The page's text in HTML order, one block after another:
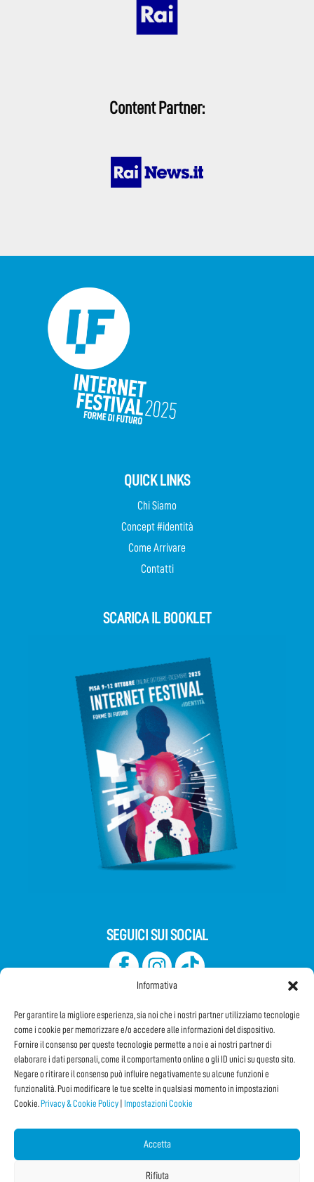
Informativa
Per garantire la migliore esperienza, sia noi che i nostri partner utilizziamo tecnologie
come i cookie per memorizzare e/o accedere alle informazioni del dispositivo.
Fornire il consenso per queste tecnologie permette a noi e ai nostri partner di
elaborare i dati personali, come il comportamento online o gli ID unici su questo sito.
Negare o ritirare il consenso può influire negativamente su alcune funzioni e
funzionalità. Puoi modificare le tue scelte in qualsiasi momento in impostazioni
Cookie. Privacy & Cookie Policy Impostazioni Cookie
Accetta
Rifiuta
Content Partner:
QUICK LINKS
Chi Siamo
Concept #identità
Come Arrivare
Contatti
SCARICA IL BOOKLET
SEGUICI SUI SOCIAL
Iscriviti alla Newsletter
CONDIVIDI QUESTA PAGINA!
Facebook